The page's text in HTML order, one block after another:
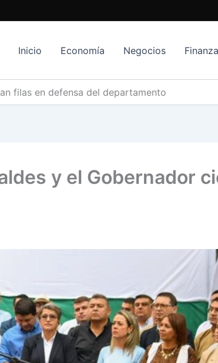
Inicio
Economía Negocios
filas en defensa del departamento
y el Gobernador